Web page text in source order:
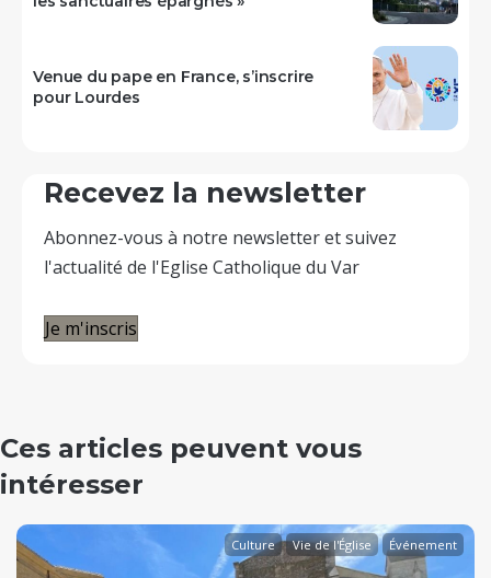
Venue du pape en France, s’inscrire
pour Lourdes
Recevez la newsletter
Abonnez-vous à notre newsletter et suivez
l'actualité de l'Eglise Catholique du Var
Je m'inscris
Ces articles peuvent vous
intéresser
Culture Vie de l'Église Événement